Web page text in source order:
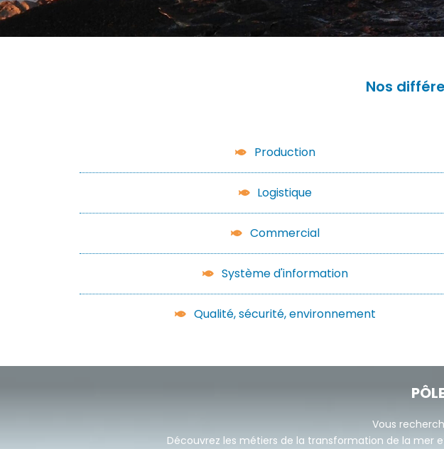
Nos
Production
Logistique
Commercial
Système d'information
Qualité, sécurité, environnement
Vous
Découvrez les métiers de la transformation de la mer